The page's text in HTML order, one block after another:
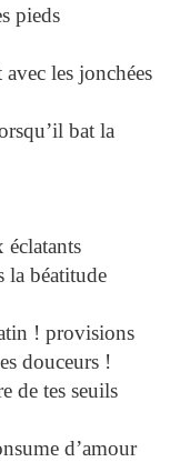
pieds
les jonchées
bat la
éclatants
la béatitude
! provisions
douceurs !
de tes seuils
d’amour